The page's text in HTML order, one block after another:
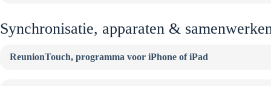
Synchronisatie, apparaten &
ReunionTouch, programma voor iPhone of iPad